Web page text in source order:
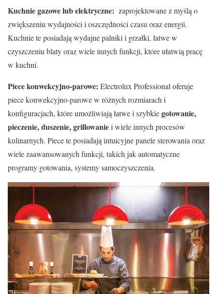
Kuchnie gazowe lub elektryczne: zaprojektowane z myślą o
zwiększeniu wydajności i oszczędności czasu oraz energii.
Kuchnie te posiadają wydajne palniki i grzałki, łatwe w
czyszczeniu blaty oraz wiele innych funkcji, które ułatwią pracę
w kuchni.
Piece konwekcyjno-parowe: Electrolux Professional oferuje
piece konwekcyjno-parowe w różnych rozmiarach i
konfiguracjach, które umożliwiają łatwe i szybkiegotowanie,
pieczenie, duszenie, grillowaniei wiele innych procesów
kulinarnych. Piece te posiadają intuicyjne panele sterowania oraz
wiele zaawansowanych funkcji, takich jak automatyczne
programy gotowania, systemy samoczyszczenia.